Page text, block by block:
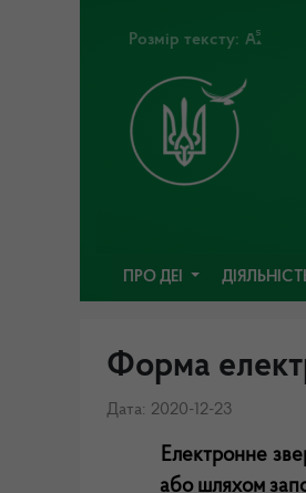
Розмір тексту:
ПРО ДЕІ
Форма
Дата: 2020-12-23
Електронне
або шляхом